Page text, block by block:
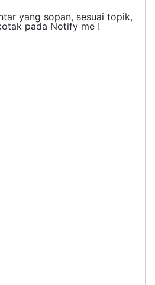
yang sopan, sesuai topik,
pada Notify me !